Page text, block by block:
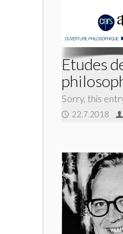
Etudes
Sorry, this
22.7.2018